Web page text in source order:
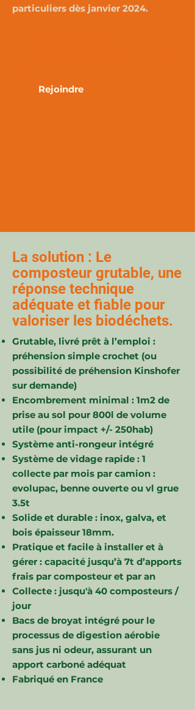
particuliers dès janvier 2024.
Rejoindre
La solution : Le
composteur grutable, une
réponse technique
adéquate et fiable pour
valoriser les biodéchets.
Grutable, livré prêt à l’emploi :
préhension simple crochet (ou
possibilité de préhension Kinshofer
sur demande)
Encombrement minimal : 1m2 de
prise au sol pour 800l de volume
utile (pour impact +/- 250hab)
Système anti-rongeur intégré
Système de vidage rapide : 1
collecte par mois par camion :
evolupac, benne ouverte ou vl grue
3.5t
Solide et durable : inox, galva, et
bois épaisseur 18mm.
Pratique et facile à installer et à
gérer : capacité jusqu’à 7t d’apports
frais par composteur et par an
Collecte : jusqu'à 40 composteurs /
jour
Bacs de broyat intégré pour le
processus de digestion aérobie
sans jus ni odeur, assurant un
apport carboné adéquat
Fabriqué en France